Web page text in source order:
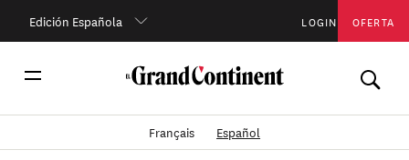
Edición Española LOGIN OFERTA
Français Español